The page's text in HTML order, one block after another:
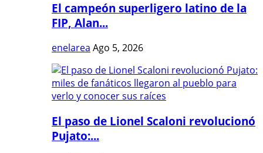
El campeón superligero latino de la
FIP, Alan...
enelarea Ago 5, 2026
El paso de Lionel Scaloni revolucionó
Pujato:...